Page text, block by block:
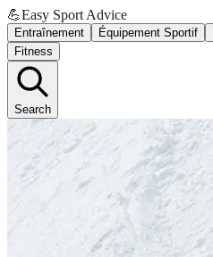
💪Easy Sport Advice
Entraînement Équipement Sportif
Fitness
Search